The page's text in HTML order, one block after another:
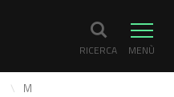
RICERCA MENÙ
M